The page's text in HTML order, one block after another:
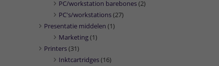
PC/workstation barebones(2)
PC's/workstations(27)
Presentatie middelen (1)
Marketing(1)
Printers(31)
Inktcartridges(16)